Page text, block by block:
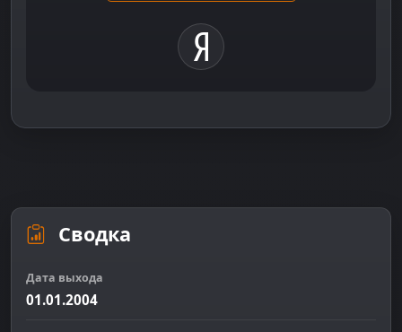
Сводка
Дата выхода
01.01.2004